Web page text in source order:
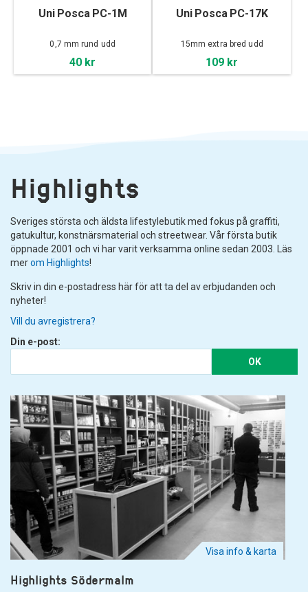
Uni Posca PC-1M
0,7 mm rund udd
40 kr
Uni Posca PC-17K
15mm extra bred udd
109 kr
Highlights
Sveriges största och äldsta lifestylebutik med fokus på graffiti,
gatukultur, konstnärsmaterial och streetwear. Vår första butik
öppnade 2001 och vi har varit verksamma online sedan 2003. Läs
merom Highlights!
Skriv in din e-postadress här för att ta del av erbjudanden och
nyheter!
Vill du avregistrera?
Din e-post:
OK
Visa info & karta
Highlights Södermalm